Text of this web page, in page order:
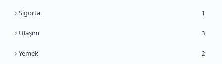
Sigorta 1
Ulaşım 3
Yemek 2